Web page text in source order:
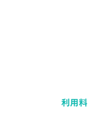
利用料